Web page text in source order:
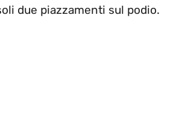
due piazzamenti sul podio.